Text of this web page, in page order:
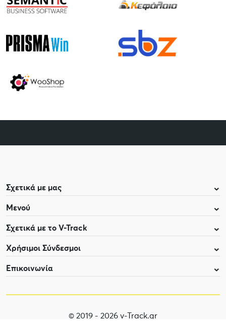
Σχετικά με μας
Μενού
Σχετικά με το V-Track
Χρήσιμοι Σύνδεσμοι
Επικοινωνία
© 2019 - 2026 v-Track.gr